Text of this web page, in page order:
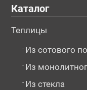
Каталог
Теплицы
- Из сотового
- Из
- Из стекла